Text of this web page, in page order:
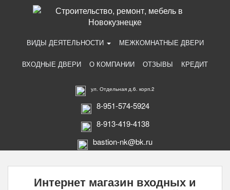
ВИДЫ ДЕЯТЕЛЬНОСТИ МЕЖКОМНАТНЫЕ ДВЕРИ
ВХОДНЫЕ ДВЕРИ О КОМПАНИИ ОТЗЫВЫ КРЕДИТ
ул. Отдельная д.6. корп.2
8-951-574-5924
8-913-419-4138
bastion-nk@bk.ru
Интернет магазин входных и